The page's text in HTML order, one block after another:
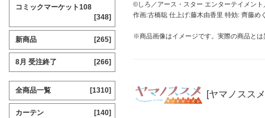
©しろ／アース・スター エンターテイメン
作画:古橋聡 仕上げ:藤木由香里 特効: 齊藤め
※商品画像はイメージです。実際の商品と
[ヤマノスス
コミックマーケット108
[348]
新商品 [265]
8月 受注終了 [266]
全商品一覧 [1310]
カーテン [140]